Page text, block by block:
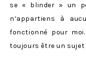
se « blinder » un
n’appartiens à
fonctionné pour
toujours être un sujet